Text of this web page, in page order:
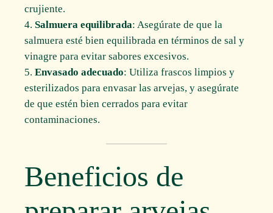
crujiente.
Salmuera equilibrada: Asegúrate de que la
salmuera esté bien equilibrada en términos de sal y
vinagre para evitar sabores excesivos.
Envasado adecuado: Utiliza frascos limpios y
esterilizados para envasar las arvejas, y asegúrate
de que estén bien cerrados para evitar
contaminaciones.
Beneficios de